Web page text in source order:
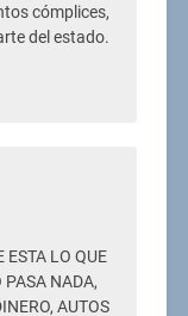
cómplices,
del estado.
ESTA LO QUE
PASA NADA,
AUTOS